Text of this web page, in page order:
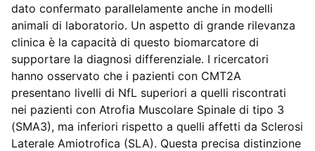
dato confermato parallelamente anche in modelli
animali di laboratorio. Un aspetto di grande rilevanza
clinica è la capacità di questo biomarcatore di
supportare la diagnosi differenziale. I ricercatori
hanno osservato che i pazienti con CMT2A
presentano livelli di NfL superiori a quelli riscontrati
nei pazienti con Atrofia Muscolare Spinale di tipo 3
(SMA3), ma inferiori rispetto a quelli affetti da Sclerosi
Laterale Amiotrofica (SLA). Questa precisa distinzione